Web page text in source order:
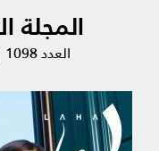
المجلة
العدد 1098 | تموز 2026